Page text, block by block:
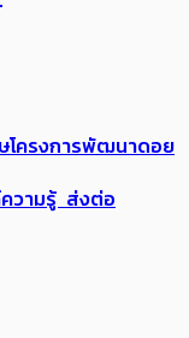
โครงการพัฒนาดอย
วามรู้ ส่งต่อ